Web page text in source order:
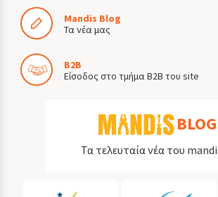
Mandis Blog
Τα νέα μας
B2B
Είσοδος στο τμήμα B2B του site
BLOG
Τα τελευταία νέα του